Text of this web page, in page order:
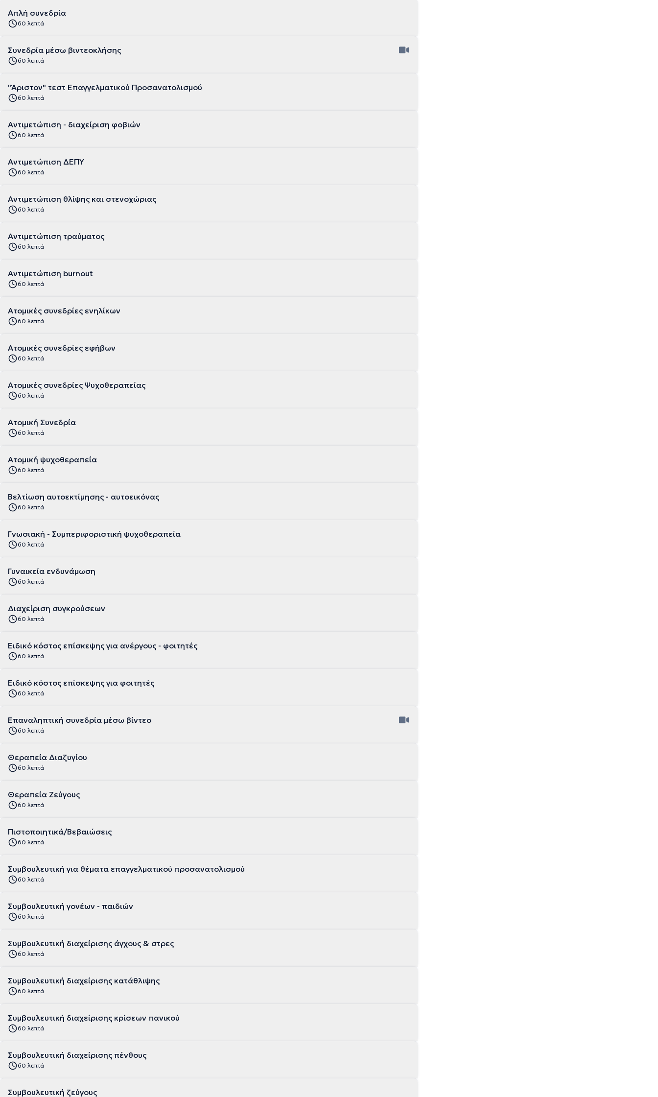
Απλή συνεδρία
60 λεπτά
Συνεδρία μέσω βιντεοκλήσης
60 λεπτά
"Άριστον" τεστ Επαγγελματικού Προσανατολισμού
60 λεπτά
Αντιμετώπιση - διαχείριση φοβιών
60 λεπτά
Αντιμετώπιση ΔΕΠΥ
60 λεπτά
Αντιμετώπιση θλίψης και στενοχώριας
60 λεπτά
Αντιμετώπιση τραύματος
60 λεπτά
Αντιμετώπιση burnout
60 λεπτά
Ατομικές συνεδρίες ενηλίκων
60 λεπτά
Ατομικές συνεδρίες εφήβων
60 λεπτά
Ατομικές συνεδρίες Ψυχοθεραπείας
60 λεπτά
Ατομική Συνεδρία
60 λεπτά
Ατομική ψυχοθεραπεία
60 λεπτά
Βελτίωση αυτοεκτίμησης - αυτοεικόνας
60 λεπτά
Γνωσιακή - Συμπεριφοριστική ψυχοθεραπεία
60 λεπτά
Γυναικεία ενδυνάμωση
60 λεπτά
Διαχείριση συγκρούσεων
60 λεπτά
Ειδικό κόστος επίσκεψης για ανέργους - φοιτητές
60 λεπτά
Ειδικό κόστος επίσκεψης για φοιτητές
60 λεπτά
Επαναληπτική συνεδρία μέσω βίντεο
60 λεπτά
Θεραπεία Διαζυγίου
60 λεπτά
Θεραπεία Ζεύγους
60 λεπτά
Πιστοποιητικά/Βεβαιώσεις
60 λεπτά
Συμβουλευτική για θέματα επαγγελματικού προσανατολισμού
60 λεπτά
Συμβουλευτική γονέων - παιδιών
60 λεπτά
Συμβουλευτική διαχείρισης άγχους & στρες
60 λεπτά
Συμβουλευτική διαχείρισης κατάθλιψης
60 λεπτά
Συμβουλευτική διαχείρισης κρίσεων πανικού
60 λεπτά
Συμβουλευτική διαχείρισης πένθους
60 λεπτά
Συμβουλευτική ζεύγους